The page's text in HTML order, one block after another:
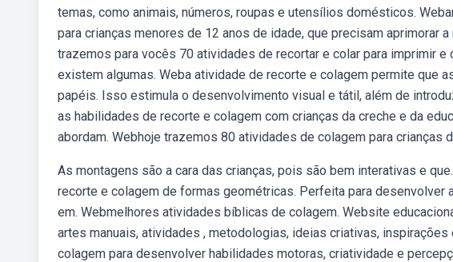
temas, como animais, números, roupas e utensílios domésticos.
para crianças menores de 12 anos de idade, que precisam aprimorar
trazemos para vocês 70 atividades de recortar e colar para imprimir
existem algumas. Weba atividade de recorte e colagem permite que
papéis. Isso estimula o desenvolvimento visual e tátil, além de
as habilidades de recorte e colagem com crianças da creche e da
abordam. Webhoje trazemos 80 atividades de colagem para crianças
As montagens são a cara das crianças, pois são bem interativas e
recorte e colagem de formas geométricas. Perfeita para desenvolver
em. Webmelhores atividades bíblicas de colagem. Website
artes manuais, atividades , metodologias, ideias criativas,
colagem para desenvolver habilidades motoras, criatividade e